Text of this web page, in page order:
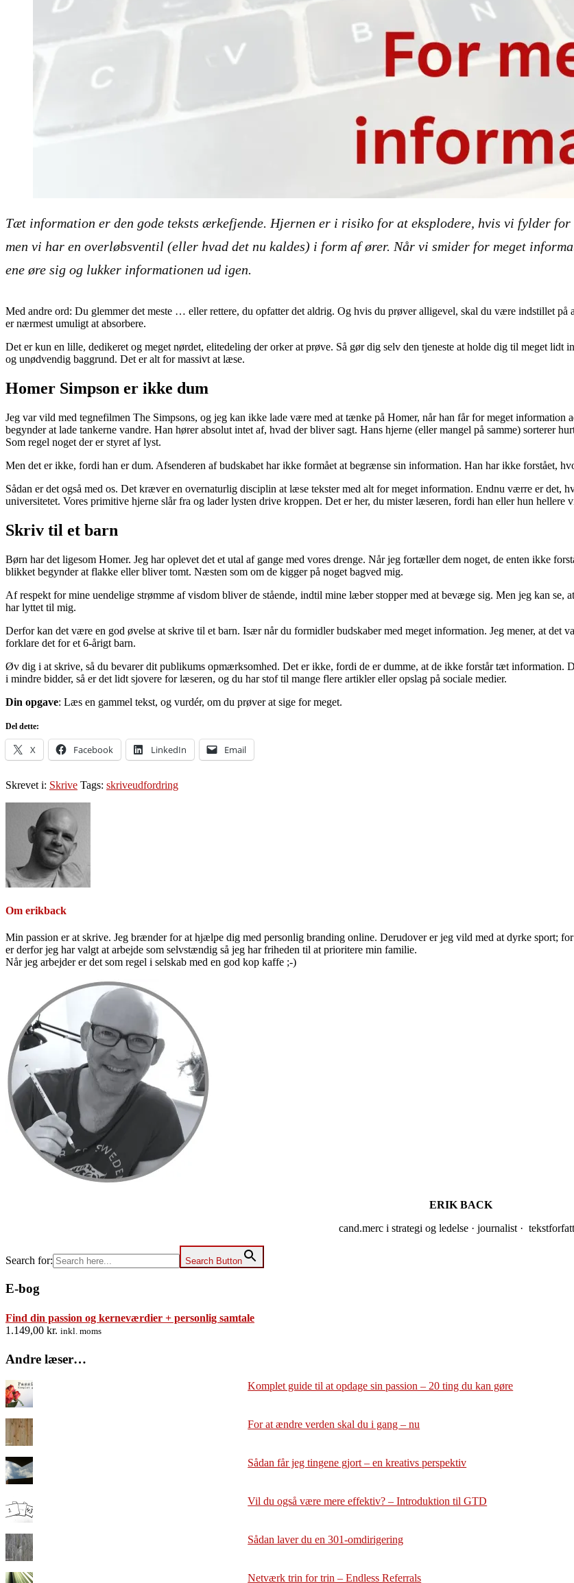
Tæt information er den gode teksts ærkefjende. Hjernen er i risiko for at eksplodere, hvis vi fylder for
men vi har en overløbsventil (eller hvad det nu kaldes) i form af ører. Når vi smider for meget
ene øre sig og lukker informationen ud igen.
Med andre ord: Du glemmer det meste … eller rettere, du opfatter det aldrig. Og hvis du prøver alligevel, skal du være indstillet
er nærmest umuligt at absorbere.
Det er kun en lille, dedikeret og meget nørdet, elitedeling der orker at prøve. Så gør dig selv den tjeneste at holde dig til meget
og unødvendig baggrund. Det er alt for massivt at læse.
Homer Simpson er ikke dum
Jeg var vild med tegnefilmen The Simpsons, og jeg kan ikke lade være med at tænke på Homer, når han får for meget
begynder at lade tankerne vandre. Han hører absolut intet af, hvad der bliver sagt. Hans hjerne (eller mangel på samme) sorterer
Som regel noget der er styret af lyst.
Men det er ikke, fordi han er dum. Afsenderen af budskabet har ikke formået at begrænse sin information. Han har ikke forstået,
Sådan er det også med os. Det kræver en overnaturlig disciplin at læse tekster med alt for meget information. Endnu værre er det,
universitetet. Vores primitive hjerne slår fra og lader lysten drive kroppen. Det er her, du mister læseren, fordi han eller hun hellere
Skriv til et barn
Børn har det ligesom Homer. Jeg har oplevet det et utal af gange med vores drenge. Når jeg fortæller dem noget, de enten ikke
blikket begynder at flakke eller bliver tomt. Næsten som om de kigger på noget bagved mig.
Af respekt for mine uendelige strømme af visdom bliver de stående, indtil mine læber stopper med at bevæge sig. Men jeg kan se,
har lyttet til mig.
Derfor kan det være en god øvelse at skrive til et barn. Især når du formidler budskaber med meget information. Jeg mener, at det
forklare det for et 6-årigt barn.
Øv dig i at skrive, så du bevarer dit publikums opmærksomhed. Det er ikke, fordi de er dumme, at de ikke forstår tæt information.
i mindre bidder, så er det lidt sjovere for læseren, og du har stof til mange flere artikler eller opslag på sociale medier.
Din opgave: Læs en gammel tekst, og vurdér, om du prøver at sige for meget.
Del dette:
X Facebook LinkedIn Email
Skrevet i: Skrive Tags: skriveudfordring
Om erikback
Min passion er at skrive. Jeg brænder for at hjælpe dig med personlig branding online. Derudover er jeg vild med at dyrke sport;
er derfor jeg har valgt at arbejde som selvstændig så jeg har friheden til at prioritere min familie.
Når jeg arbejder er det som regel i selskab med en god kop kaffe ;-)
Sidebar
ERIK BACK
cand.merc i strategi og ledelse · journalist ·
Search for: Search Button
E-bog
Find din passion og kerneværdier + personlig samtale
1.149,00 kr. inkl. moms
Andre læser…
Komplet guide til at opdage sin passion – 20 ting du kan gøre
For at ændre verden skal du i gang – nu
Sådan får jeg tingene gjort – en kreativs perspektiv
Vil du også være mere effektiv? – Introduktion til GTD
Sådan laver du en 301-omdirigering
Netværk trin for trin – Endless Referrals